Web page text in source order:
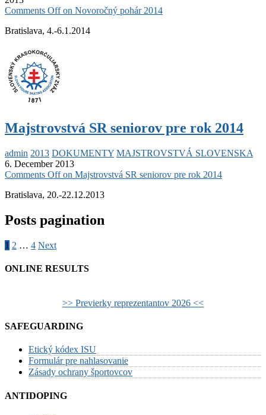
Comments Offon Novoročný pohár 2014
Bratislava, 4.-6.1.2014
Majstrovstvá SR seniorov pre rok 2014
admin 2013 DOKUMENTY MAJSTROVSTVÁ SLOVENSKA
6. December 2013
Comments Offon Majstrovstvá SR seniorov pre rok 2014
Bratislava, 20.-22.12.2013
Posts pagination
1 2 … 4 Next
ONLINE RESULTS
>> Previerky reprezentantov 2026 <<
SAFEGUARDING
Etický kódex ISU
Formulár pre nahlasovanie
Zásady ochrany športovcov
ANTIDOPING